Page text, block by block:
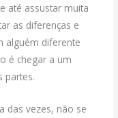
até assustar muita
as diferenças e
alguém diferente
é chegar a um
partes.
das vezes, não se